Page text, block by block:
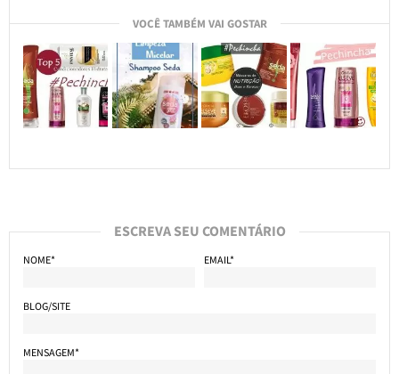
VOCÊ TAMBÉM VAI GOSTAR
ESCREVA SEU COMENTÁRIO
NOME* EMAIL*
BLOG/SITE
MENSAGEM*